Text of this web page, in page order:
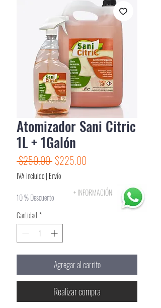
Atomizador Sani Citric
1L + 1Galón
$250.00 Precio
$225.00
IVA incluido| Envío
10 % Descuento
Cantidad *
Agregar al carrito
Realizar compra
+ INFORMACIÓN: